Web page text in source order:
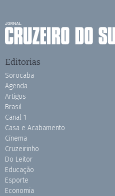
Editorias
Sorocaba
Agenda
Artigos
Brasil
Canal 1
Casa e Acabamento
Cinema
Cruzeirinho
Do Leitor
Educação
Esporte
Economia